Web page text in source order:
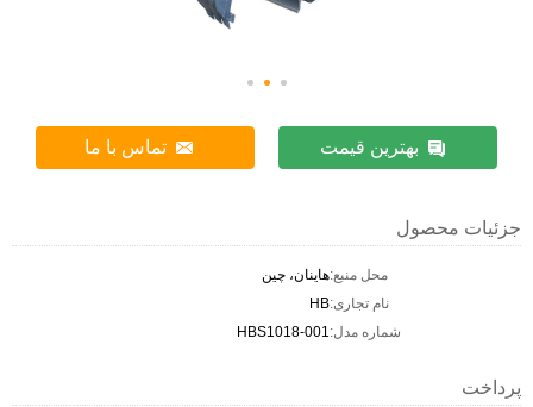
بهترین قیمت تماس با ما
جزئیات محصول
محل منبع:هاینان، چین
نام تجاری:HB
شماره مدل:HBS1018-001
پرداخت